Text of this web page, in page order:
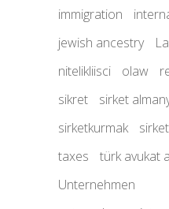
immigration
jewish ancestry
nitelikliisci
olaw
sikret
sirket
sirketkurmak
taxes
türk avukat
Unternehmen